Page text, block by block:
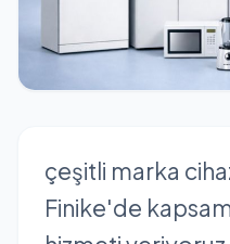
çeşitli marka
Finike'de